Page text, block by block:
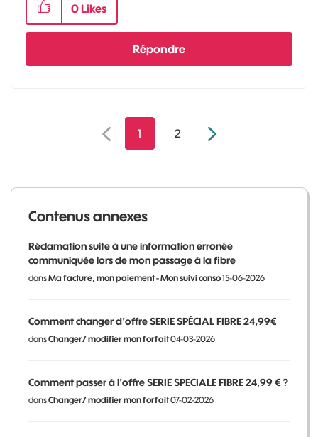
0 Likes
Répondre
1 2
Contenus annexes
Réclamation suite à une information erronée
communiquée lors de mon passage à la fibre
dansMa facture, mon paiement - Mon suivi conso15-06-2026
Comment changer d'offre SERIE SPÉCIAL FIBRE 24,99€
dansChanger/ modifier mon forfait04-03-2026
Comment passer à l'offre SERIE SPECIALE FIBRE 24,99 € ?
dansChanger/ modifier mon forfait07-02-2026